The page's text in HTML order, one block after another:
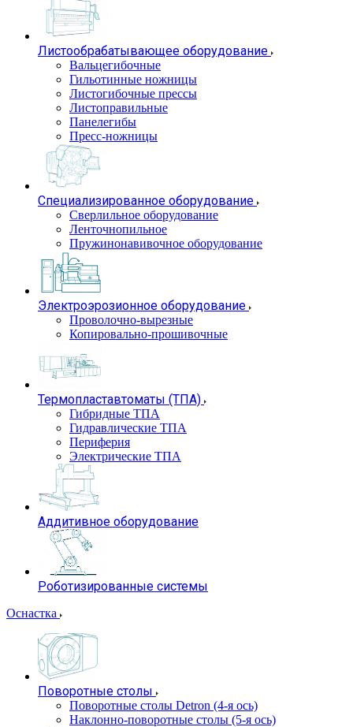
Листообрабатывающее оборудование
Вальцегибочные
Гильотинные ножницы
Листогибочные прессы
Листоправильные
Панелегибы
Пресс-ножницы
Специализированное оборудование
Сверлильное оборудование
Ленточнопильное
Пружинонавивочное оборудование
Электроэрозионное оборудование
Проволочно-вырезные
Копировально-прошивочные
Термопластавтоматы (ТПА)
Гибридные ТПА
Гидравлические ТПА
Периферия
Электрические ТПА
Аддитивное оборудование
Роботизированные системы
Оснастка
Поворотные столы
Поворотные столы Detron (4-я ось)
Наклонно-поворотные столы (5-я ось)